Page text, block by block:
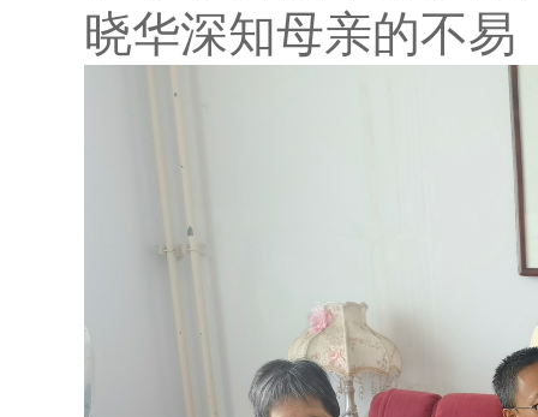
晓华深知母亲的不